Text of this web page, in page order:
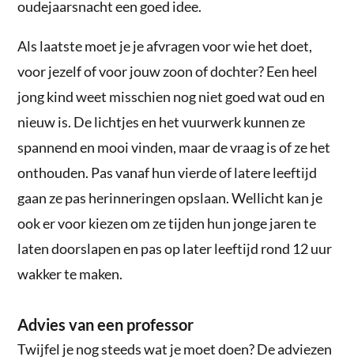
oudejaarsnacht een goed idee.
Als laatste moet je je afvragen voor wie het doet,
voor jezelf of voor jouw zoon of dochter? Een heel
jong kind weet misschien nog niet goed wat oud en
nieuw is. De lichtjes en het vuurwerk kunnen ze
spannend en mooi vinden, maar de vraag is of ze het
onthouden. Pas vanaf hun vierde of latere leeftijd
gaan ze pas herinneringen opslaan. Wellicht kan je
ook er voor kiezen om ze tijden hun jonge jaren te
laten doorslapen en pas op later leeftijd rond 12 uur
wakker te maken.
Advies van een professor
Twijfel je nog steeds wat je moet doen? De adviezen